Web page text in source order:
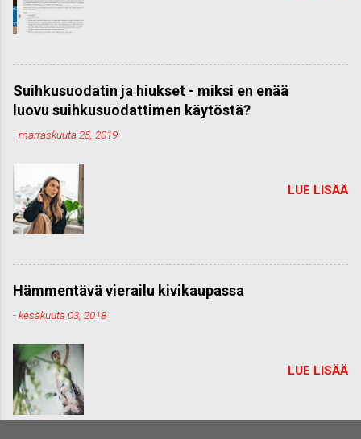
Suihkusuodatin ja hiukset - miksi en enää
luovu suihkusuodattimen käytöstä?
-marraskuuta 25, 2019
LUE LISÄÄ
Hämmentävä vierailu kivikaupassa
-kesäkuuta 03, 2018
LUE LISÄÄ